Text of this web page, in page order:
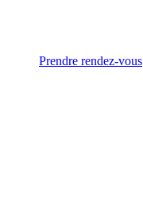
Prendre rendez-vous